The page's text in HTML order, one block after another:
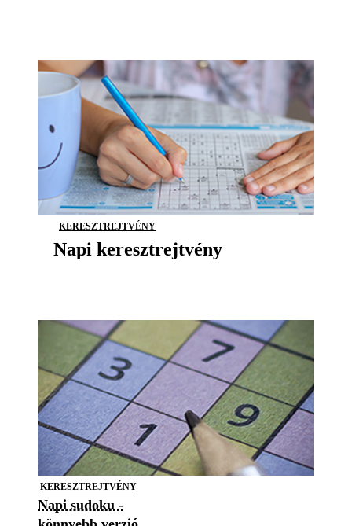
KERESZTREJTVÉNY
Napi keresztrejtvény
KERESZTREJTVÉNY
Napi sudoku -